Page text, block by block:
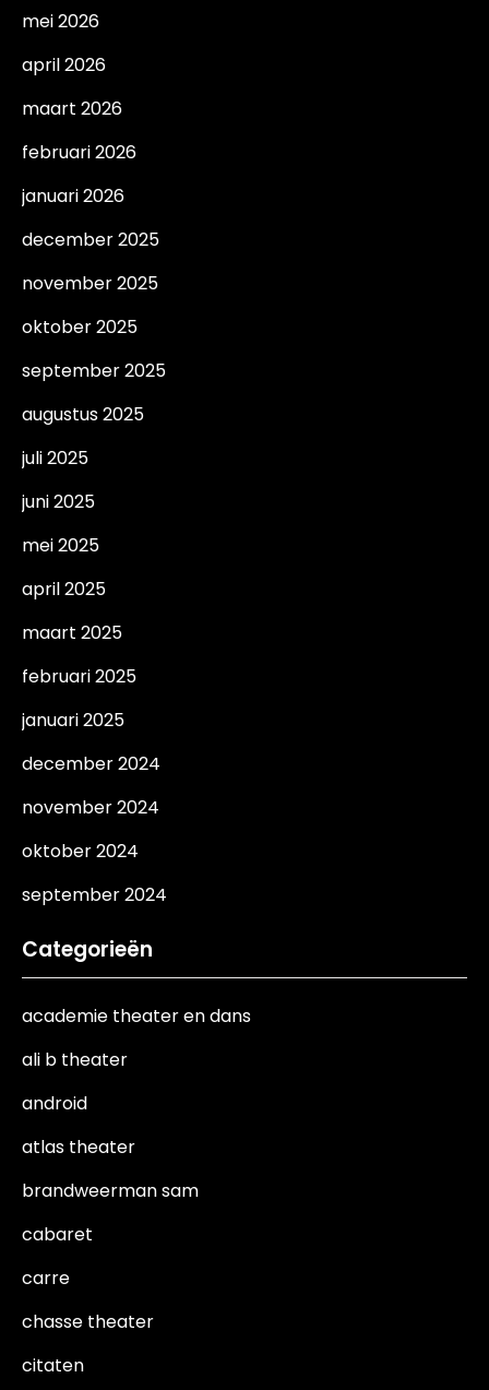
mei 2026
april 2026
maart 2026
februari 2026
januari 2026
december 2025
november 2025
oktober 2025
september 2025
augustus 2025
juli 2025
juni 2025
mei 2025
april 2025
maart 2025
februari 2025
januari 2025
december 2024
november 2024
oktober 2024
september 2024
Categorieën
academie theater en dans
ali b theater
android
atlas theater
brandweerman sam
cabaret
carre
chasse theater
citaten